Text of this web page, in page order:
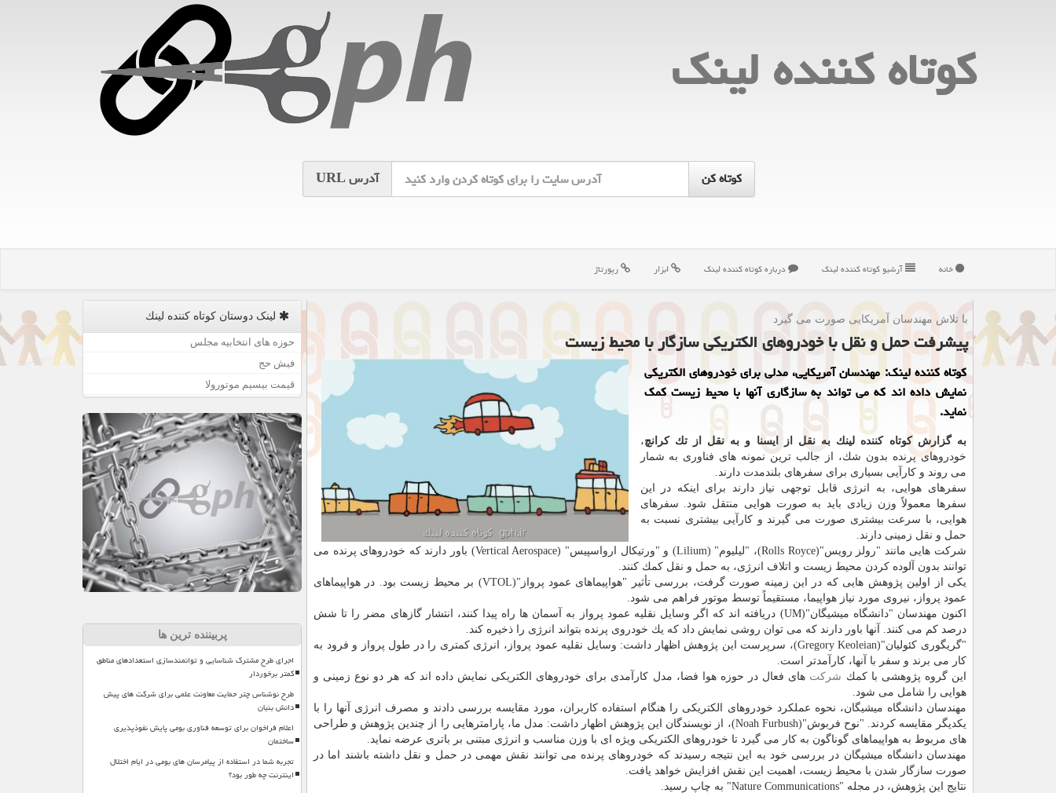
كوتاه كننده لینك
آدرسURL
خانه آرشیو كوتاه كننده لینك درباره كوتاه كننده لینك ابزار رپورتاژ
با تلاش مهندسان آمریكایی صورت می گیرد
پیشرفت حمل و نقل با خودروهای الكتریكی سازگار با محیط زیست
كوتاه كننده لینك: مهندسان آمریكایی، مدلی برای خودروهای الكتریكی
نمایش داده اند كه می تواند به سازگاری آنها با محیط زیست كمك
نماید.
به گزارش كوتاه كننده لینك به نقل از ایسنا و به نقل از تك كرانچ،
خودروهای پرنده بدون شك، از جالب ترین نمونه های فناوری به شمار
می روند و كارآیی بسیاری برای سفرهای بلندمدت دارند.
سفرهای هوایی، به انرژی قابل توجهی نیاز دارند برای اینكه در این
سفرها معمولاً وزن زیادی باید به صورت هوایی منتقل شود. سفرهای
هوایی، با سرعت بیشتری صورت می گیرند و كارآیی بیشتری نسبت به
حمل و نقل زمینی دارند.
شركت هایی مانند "رولز رویس"(Rolls Royce)، "لیلیوم" (Lilium) و "ورتیكال ارواسپیس" (Vertical Aerospace) باور دارند كه خودروهای پرنده می
توانند بدون آلوده كردن محیط زیست و اتلاف انرژی، به حمل و نقل كمك كنند.
یكی از اولین پژوهش هایی كه در این زمینه صورت گرفت، بررسی تأثیر "هواپیماهای عمود پرواز"(VTOL) بر محیط زیست بود. در هواپیماهای
عمود پرواز، نیروی مورد نیاز هواپیما، مستقیماً توسط موتور فراهم می شود.
اكنون مهندسان "دانشگاه میشیگان"(UM) دریافته اند كه اگر وسایل نقلیه عمود پرواز به آسمان ها راه پیدا كنند، انتشار گازهای مضر را تا شش
درصد كم می كنند. آنها باور دارند كه می توان روشی نمایش داد كه یك خودروی پرنده بتواند انرژی را ذخیره كند.
"گریگوری كئولیان"(Gregory Keoleian)، سرپرست این پژوهش اظهار داشت: وسایل نقلیه عمود پرواز، انرژی كمتری را در طول پرواز و فرود به
كار می برند و سفر با آنها، كارآمدتر است.
این گروه پژوهشی با كمك شركت های فعال در حوزه هوا فضا، مدل كارآمدی برای خودروهای الكتریكی نمایش داده اند كه هر دو نوع زمینی و
هوایی را شامل می شود.
مهندسان دانشگاه میشیگان، نحوه عملكرد خودروهای الكتریكی را هنگام استفاده كاربران، مورد مقایسه بررسی دادند و مصرف انرژی آنها را با
یكدیگر مقایسه كردند. "نوح فربوش"(Noah Furbush)، از نویسندگان این پژوهش اظهار داشت: مدل ما، پارامترهایی را از چندین پژوهش و طراحی
های مربوط به هواپیماهای گوناگون به كار می گیرد تا خودروهای الكتریكی ویژه ای با وزن مناسب و انرژی مبتنی بر باتری عرضه نماید.
مهندسان دانشگاه میشیگان در بررسی خود به این نتیجه رسیدند كه خودروهای پرنده می توانند نقش مهمی در حمل و نقل داشته باشند اما در
صورت سازگار شدن با محیط زیست، اهمیت این نقش افزایش خواهد یافت.
نتایج این پژوهش، در مجله "Nature Communications" به چاپ رسید.
لینک دوستان كوتاه كننده لینك
حوزه های انتخابیه مجلس
فیش حج
قیمت بیسیم موتورولا
پربیننده ترین ها
اجرای طرح مشترک شناسایی و توانمندسازی استعدادهای مناطق
کمتر برخوردار
طرح نوشناس چتر حمایت معاونت علمی برای شرکت های پیش
دانش بنیان
اعلام فراخوان برای توسعه فناوری بومی پایش نفوذپذیری
ساختمان
تجربه شما در استفاده از پیامرسان های بومی در ایام اختلال
اینترنت چه طور بود؟